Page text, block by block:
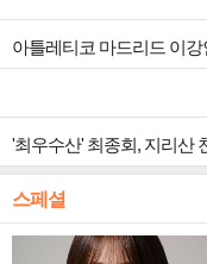
아틀레티코 마드리드 이강
'최우수산' 최종회, 지리산
스페셜